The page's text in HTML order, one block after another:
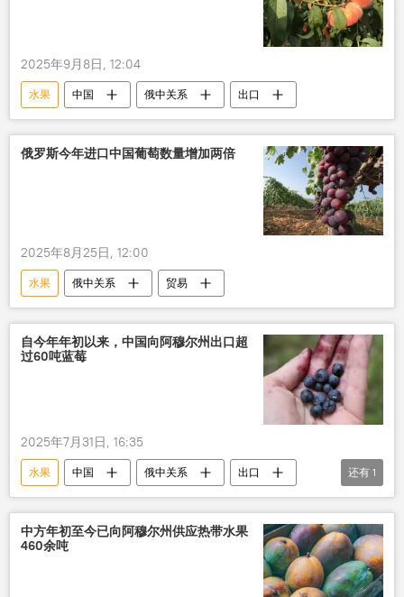
2025年9月8日, 12:04
水果 中国 俄中关系 出口
俄罗斯今年进口中国葡萄数量增加两倍
2025年8月25日, 12:00
水果 俄中关系 贸易
自今年年初以来，中国向阿穆尔州出口超
过60吨蓝莓
2025年7月31日, 16:35
水果 中国 俄中关系
出口
阿穆尔州
还有 1
中方年初至今已向阿穆尔州供应热带水果
460余吨